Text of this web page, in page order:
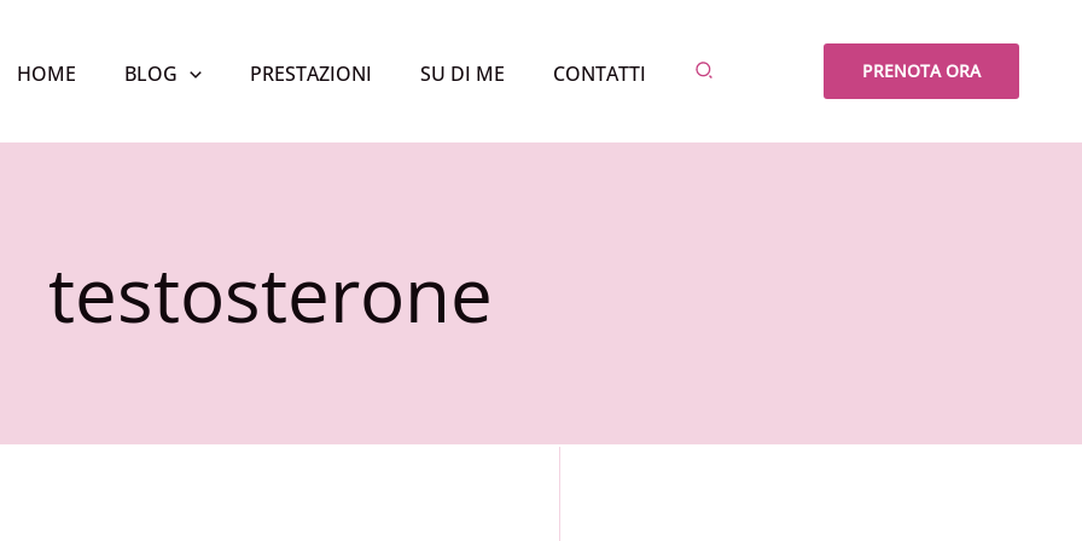
HOME BLOG PRESTAZIONI SU DI ME CONTATTI Cerca PRENOTA ORA
testosterone